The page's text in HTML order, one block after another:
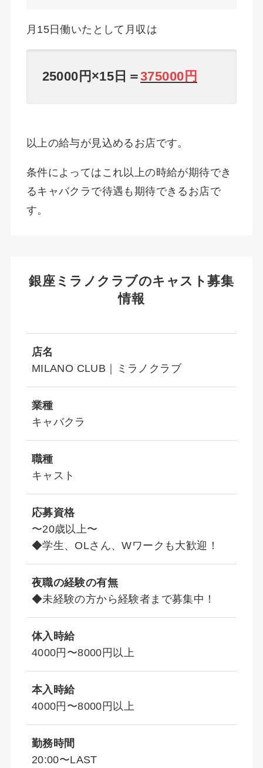
月15日働いたとして月収は
25000円×15日＝375000円
以上の給与が見込めるお店です。
条件によってはこれ以上の時給が期待でき
るキャバクラで待遇も期待できるお店で
す。
銀座ミラノクラブのキャスト募集
情報
店名
MILANO CLUB｜ミラノクラブ
業種
キャバクラ
職種
キャスト
応募資格
〜20歳以上〜
◆学生、OLさん、Wワークも大歓迎！
夜職の経験の有無
◆未経験の方から経験者まで募集中！
体入時給
4000円〜8000円以上
本入時給
4000円〜8000円以上
勤務時間
20:00〜LAST